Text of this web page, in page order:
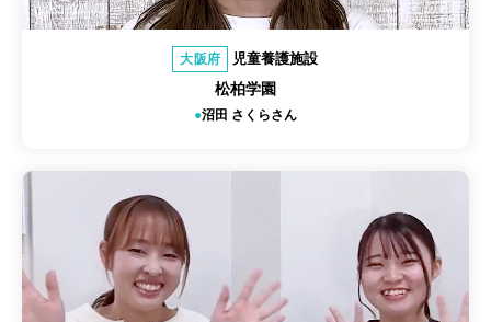
大阪府 児童養護施設
松柏学園
沼田 さくらさん